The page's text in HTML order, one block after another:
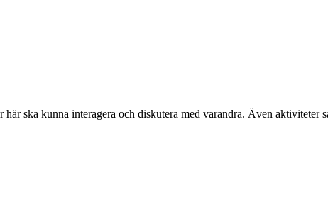
ska kunna interagera och diskutera med varandra. Även aktiviteter